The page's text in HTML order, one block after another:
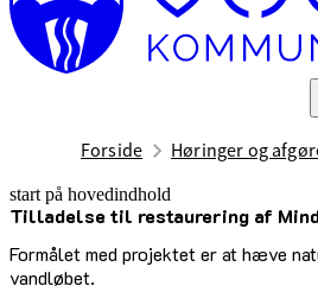
Forside Høringer og
start på hovedindhold
Tilladelse til restaurering af
Formålet med projektet er at hæve
vandløbet.
senest opdateret 22. april 2025